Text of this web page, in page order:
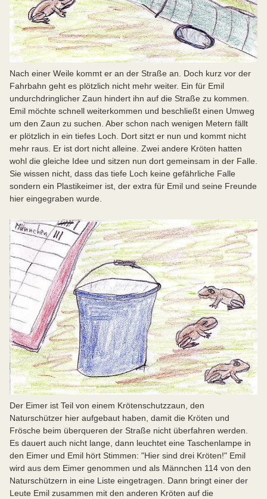
Nach einer Weile kommt er an der Straße an. Doch kurz vor der
Fahrbahn geht es plötzlich nicht mehr weiter. Ein für Emil
undurchdringlicher Zaun hindert ihn auf die Straße zu kommen.
Emil möchte schnell weiterkommen und beschließt einen Umweg
um den Zaun zu suchen. Aber schon nach wenigen Metern fällt
er plötzlich in ein tiefes Loch. Dort sitzt er nun und kommt nicht
mehr raus. Er ist dort nicht alleine. Zwei andere Kröten hatten
wohl die gleiche Idee und sitzen nun dort gemeinsam in der Falle.
Sie wissen nicht, dass das tiefe Loch keine gefährliche Falle
sondern ein Plastikeimer ist, der extra für Emil und seine Freunde
hier eingegraben wurde.
Der Eimer ist Teil von einem Krötenschutzzaun, den
Naturschützer hier aufgebaut haben, damit die Kröten und
Frösche beim überqueren der Straße nicht überfahren werden.
Es dauert auch nicht lange, dann leuchtet eine Taschenlampe in
den Eimer und Emil hört Stimmen: "Hier sind drei Kröten!" Emil
wird aus dem Eimer genommen und als Männchen 114 von den
Naturschützern in eine Liste eingetragen. Dann bringt einer der
Leute Emil zusammen mit den anderen Kröten auf die